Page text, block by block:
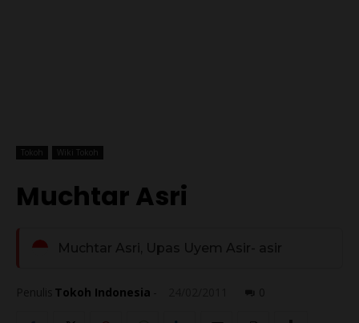
Tokoh Wiki Tokoh
Muchtar Asri
Muchtar Asri, Upas Uyem Asir- asir
Tokoh Indonesia